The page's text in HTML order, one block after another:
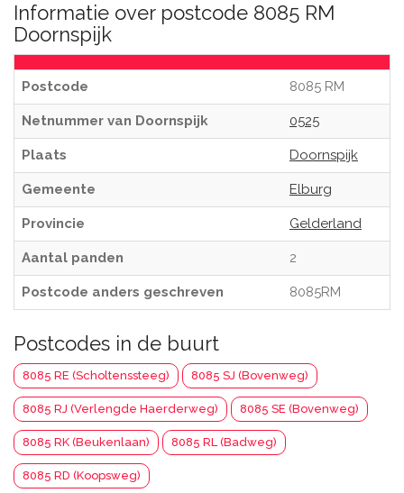
Informatie over postcode 8085 RM
Doornspijk
Postcode 8085 RM
Netnummer van Doornspijk 0525
Plaats Doornspijk
Gemeente Elburg
Provincie Gelderland
Aantal panden 2
Postcode anders geschreven 8085RM
Postcodes in de buurt
8085 RE (Scholtenssteeg) 8085 SJ (Bovenweg)
8085 RJ (Verlengde Haerderweg) 8085 SE (Bovenweg)
8085 RK (Beukenlaan) 8085 RL (Badweg)
8085 RD (Koopsweg)